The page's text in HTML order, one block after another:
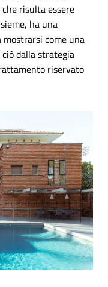
risulta essere
ha una
come una
dalla strategia
riservato